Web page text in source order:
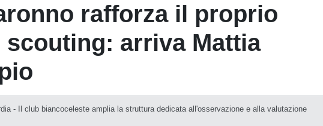
rafforza il proprio
scouting: arriva Mattia
- Il club biancoceleste amplia la struttura dedicata all'osservazione e alla valutazione